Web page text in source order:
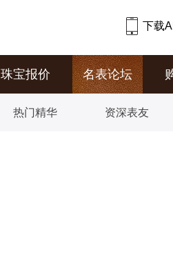
下载
珠宝报价 名表论坛
热门精华 资深表友